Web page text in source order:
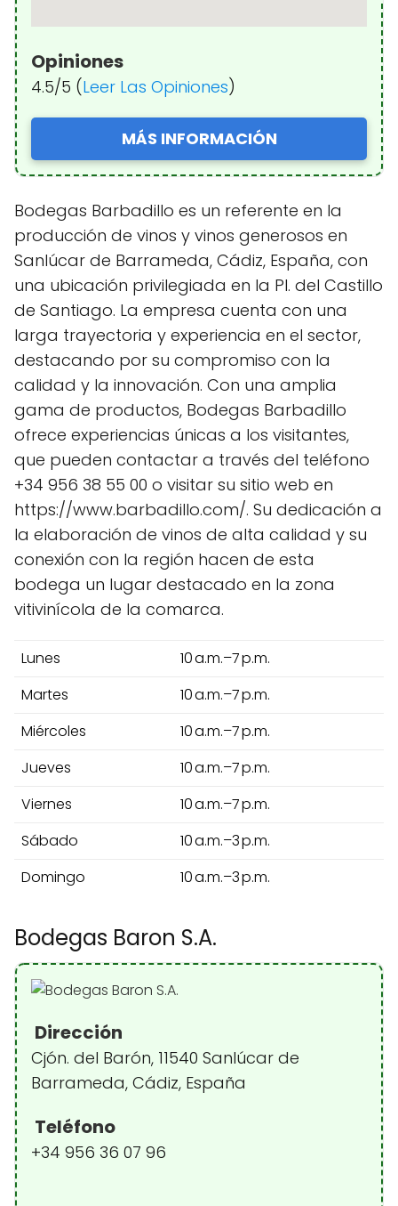
Opiniones
4.5/5 (Leer Las Opiniones)
MÁS INFORMACIÓN
Bodegas Barbadillo es un referente en la
producción de vinos y vinos generosos en
Sanlúcar de Barrameda, Cádiz, España, con
una ubicación privilegiada en la Pl. del Castillo
de Santiago. La empresa cuenta con una
larga trayectoria y experiencia en el sector,
destacando por su compromiso con la
calidad y la innovación. Con una amplia
gama de productos, Bodegas Barbadillo
ofrece experiencias únicas a los visitantes,
que pueden contactar a través del teléfono
+34 956 38 55 00 o visitar su sitio web en
https://www.barbadillo.com/. Su dedicación a
la elaboración de vinos de alta calidad y su
conexión con la región hacen de esta
bodega un lugar destacado en la zona
vitivinícola de la comarca.
Lunes
10 a.m.–7 p.m.
Martes
10 a.m.–7 p.m.
Miércoles
10 a.m.–7 p.m.
Jueves
10 a.m.–7 p.m.
Viernes
10 a.m.–7 p.m.
Sábado
10 a.m.–3 p.m.
Domingo
10 a.m.–3 p.m.
Bodegas Baron S.A.
Dirección
Cjón. del Barón, 11540 Sanlúcar de
Barrameda, Cádiz, España
Teléfono
+34 956 36 07 96